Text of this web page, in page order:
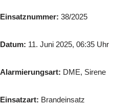
Einsatznummer: 38/2025
Datum: 11. Juni 2025, 06:35 Uhr
Alarmierungsart: DME, Sirene
Einsatzart: Brandeinsatz